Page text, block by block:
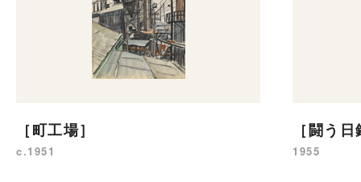
［町工場］
c.1951
［闘う
1955